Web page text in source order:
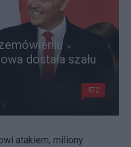
dostała szału
472
atakiem, miliony